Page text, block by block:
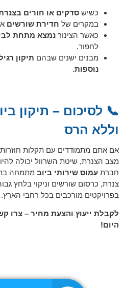
כשיש סדקים או חורים
במקרים של חדירת שורשים
כאשר הצינור נמצא מתחת
לחפור.
מבנים ישנים שבהם תיקון
נוספות.
📞 לסיכום – תיקון
וללא הרס
אם אתם מתמודדים עם תקלות חוזרות
מצב הצנרת, שיטת השרוול יכולה
חברת עמוס שירותי ביוב מתמחה
צנרת, כרסום שורשים וניקוי בלחץ
בפרויקטים מורכבים בכל רחבי הארץ.
לקבלת ייעוץ והצעת מחיר – צרו
היום!